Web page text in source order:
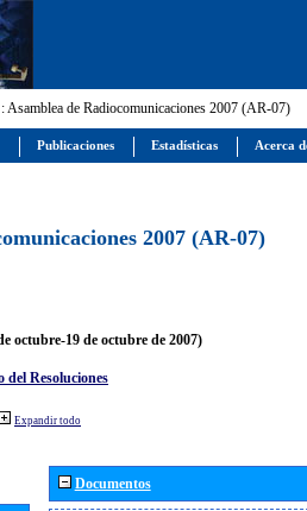
Asamblea de Radiocomunicaciones 2007 (AR-07)
2007 (AR-07)
octubre-19 de octubre de 2007)
del Resoluciones
Expandir todo
Documentos
Publicaciones Estadísticas Acerca